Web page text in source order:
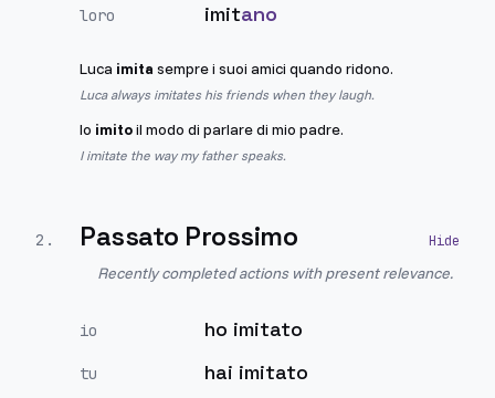
loro imitano
Luca imita sempre i suoi amici quando ridono.
Luca always imitates his friends when they laugh.
Io imitoil modo di parlare di mio padre.
I imitate the way my father speaks.
2 . Passato Prossimo
Recently completed actions with present relevance.
io ho imitato
tu hai imitato